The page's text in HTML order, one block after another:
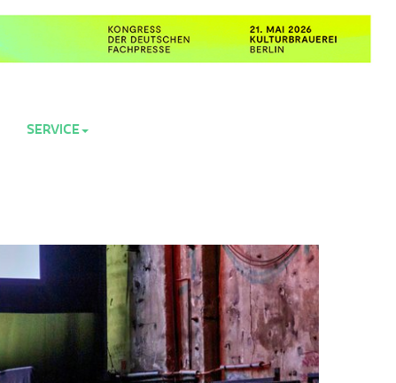
SERVICE